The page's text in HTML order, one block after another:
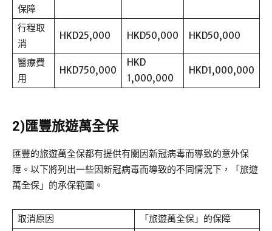
保障
行程取
消
HKD25,000 HKD50,000 HKD50,000
醫療費
用
HKD750,000
HKD
1,000,000
HKD1,000,000
2)匯豐旅遊萬全保
匯豐的旅遊萬全保都有提供有關因新冠病毒而導致的意外保
障。以下將列出一些因新冠病毒而導致的不同情況下，「旅遊
萬全保」的承保範圍。
取消原因 「旅遊萬全保」的保障